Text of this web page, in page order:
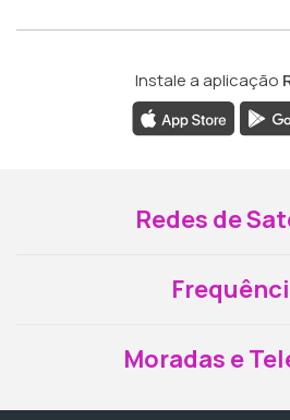
Instale a aplicação
Redes de
Moradas e